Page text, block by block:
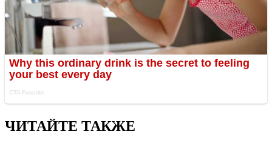
ЧИТАЙТЕ ТАКЖЕ